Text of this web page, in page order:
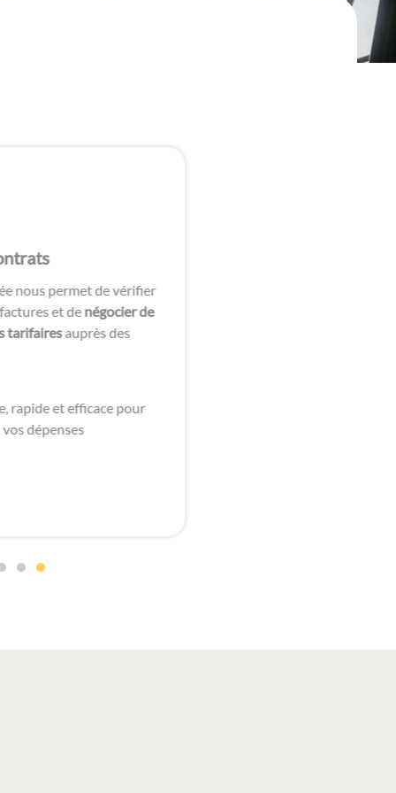
et
nous permet de vérifier
et denégocier de
tarifairesauprès des
rapide et efficace pour
dépenses